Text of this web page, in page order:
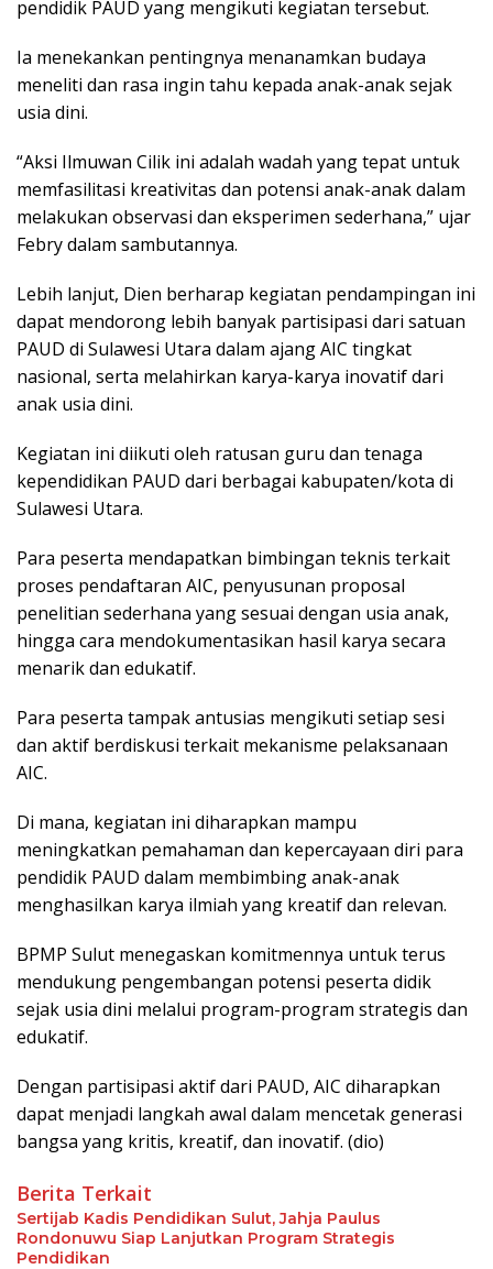
pendidik PAUD yang mengikuti kegiatan tersebut.
Ia menekankan pentingnya menanamkan budaya
meneliti dan rasa ingin tahu kepada anak-anak sejak
usia dini.
“Aksi Ilmuwan Cilik ini adalah wadah yang tepat untuk
memfasilitasi kreativitas dan potensi anak-anak dalam
melakukan observasi dan eksperimen sederhana,” ujar
Febry dalam sambutannya.
Lebih lanjut, Dien berharap kegiatan pendampingan ini
dapat mendorong lebih banyak partisipasi dari satuan
PAUD di Sulawesi Utara dalam ajang AIC tingkat
nasional, serta melahirkan karya-karya inovatif dari
anak usia dini.
Kegiatan ini diikuti oleh ratusan guru dan tenaga
kependidikan PAUD dari berbagai kabupaten/kota di
Sulawesi Utara.
Para peserta mendapatkan bimbingan teknis terkait
proses pendaftaran AIC, penyusunan proposal
penelitian sederhana yang sesuai dengan usia anak,
hingga cara mendokumentasikan hasil karya secara
menarik dan edukatif.
Para peserta tampak antusias mengikuti setiap sesi
dan aktif berdiskusi terkait mekanisme pelaksanaan
AIC.
Di mana, kegiatan ini diharapkan mampu
meningkatkan pemahaman dan kepercayaan diri para
pendidik PAUD dalam membimbing anak-anak
menghasilkan karya ilmiah yang kreatif dan relevan.
BPMP Sulut menegaskan komitmennya untuk terus
mendukung pengembangan potensi peserta didik
sejak usia dini melalui program-program strategis dan
edukatif.
Dengan partisipasi aktif dari PAUD, AIC diharapkan
dapat menjadi langkah awal dalam mencetak generasi
bangsa yang kritis, kreatif, dan inovatif. (dio)
Berita Terkait
Sertijab Kadis Pendidikan Sulut, Jahja Paulus
Rondonuwu Siap Lanjutkan Program Strategis
Pendidikan